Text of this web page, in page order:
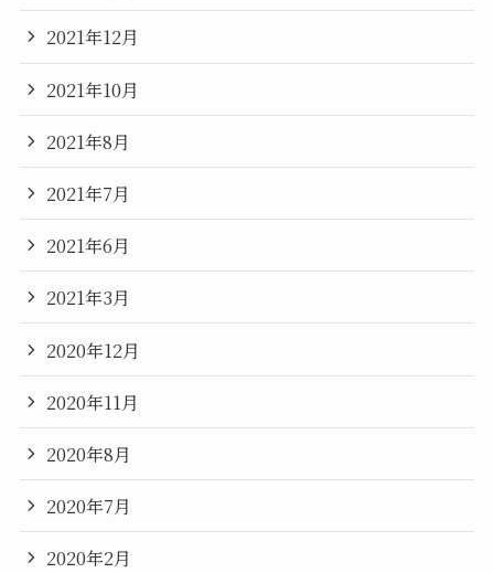
2021年12月
2021年10月
2021年8月
2021年7月
2021年6月
2021年3月
2020年12月
2020年11月
2020年8月
2020年7月
2020年2月